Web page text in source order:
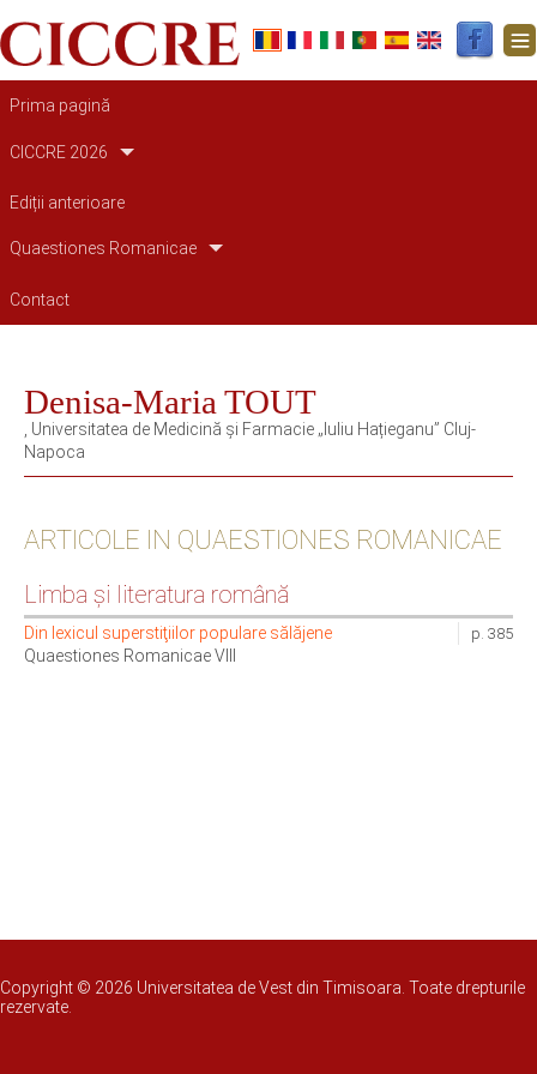
Main navigation
Prima pagină
CICCRE 2026
Ediții anterioare
Quaestiones Romanicae
Contact
Denisa-Maria TOUT
, Universitatea de Medicină și Farmacie „Iuliu Hațieganu” Cluj-
Napoca
ARTICOLE IN QUAESTIONES ROMANICAE
Limba şi literatura română
p. 385
Din lexicul superstiţiilor populare sălăjene
Quaestiones Romanicae VIII
Copyright © 2026 Universitatea de Vest din Timisoara. Toate drepturile
rezervate.